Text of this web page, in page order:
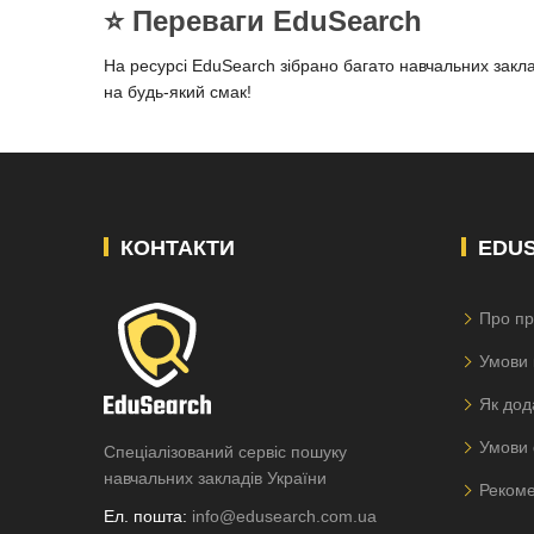
⭐️ Переваги EduSearch
На ресурсі EduSearch зібрано багато навчальних
на будь-який смак!
КОНТАКТИ
Спеціалізований сервіс пошуку
навчальних закладів України
Ел. пошта: info@edusearch.com.ua
Про
Умови
Як
Умови